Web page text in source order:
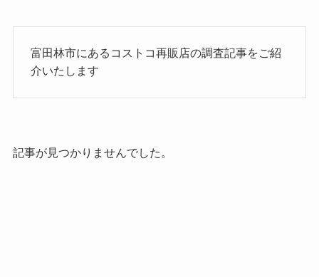
富田林市にあるコストコ再販店の調査記事をご紹
介いたします
記事が見つかりませんでした。